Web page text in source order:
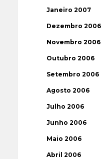
Janeiro 2007
Dezembro 2006
Novembro 2006
Outubro 2006
Setembro 2006
Agosto 2006
Julho 2006
Junho 2006
Maio 2006
Abril 2006